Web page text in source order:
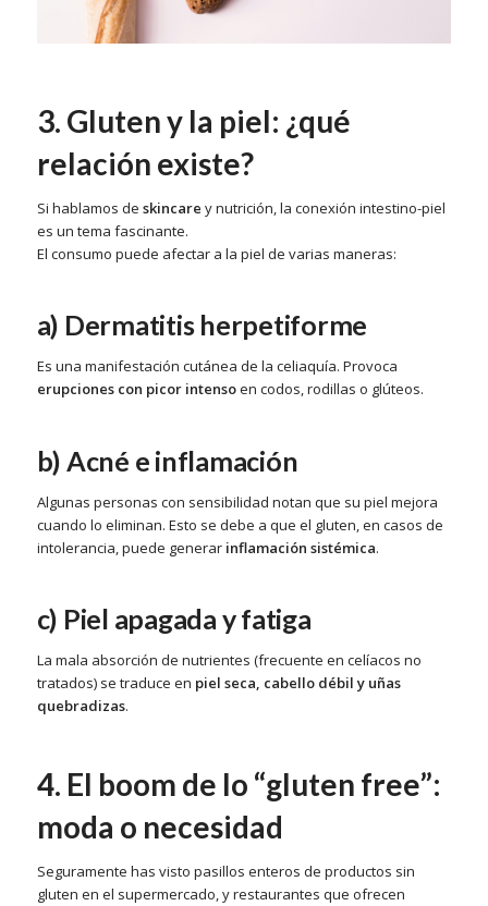
3. Gluten y la piel: ¿qué
relación existe?
Si hablamos de skincare y nutrición, la conexión intestino-piel
es un tema fascinante.
El consumo puede afectar a la piel de varias maneras:
a) Dermatitis herpetiforme
Es una manifestación cutánea de la celiaquía. Provoca
erupciones con picor intensoen codos, rodillas o glúteos.
b) Acné e inflamación
Algunas personas con sensibilidad notan que su piel mejora
cuando lo eliminan. Esto se debe a que el gluten, en casos de
intolerancia, puede generar inflamación sistémica.
c) Piel apagada y fatiga
La mala absorción de nutrientes (frecuente en celíacos no
tratados) se traduce en piel seca, cabello débil y uñas
quebradizas.
4. El boom de lo “gluten free”:
moda o necesidad
Seguramente has visto pasillos enteros de productos sin
gluten en el supermercado, y restaurantes que ofrecen